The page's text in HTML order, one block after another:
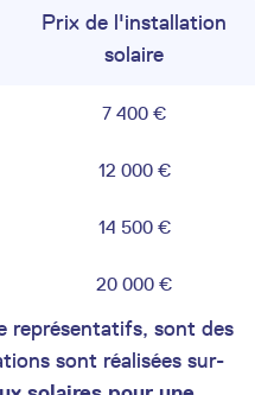
Prix de l'installation
solaire
7 400 €
12 000 €
14 500 €
20 000 €
représentatifs, sont des
sont réalisées sur-